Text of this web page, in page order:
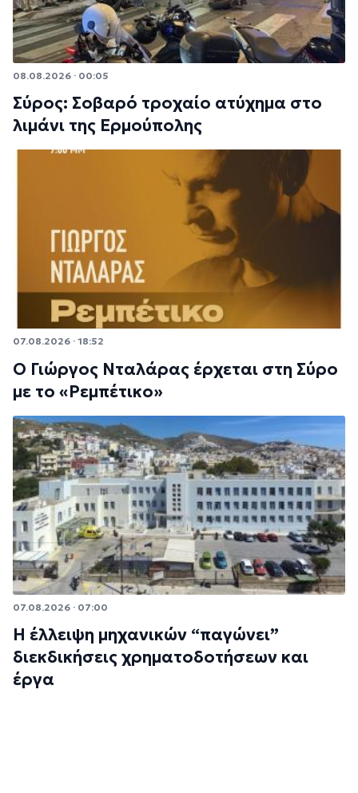
08.08.2026 · 00:05
Σύρος: Σοβαρό τροχαίο ατύχημα στο
λιμάνι της Ερμούπολης
07.08.2026 · 18:52
Ο Γιώργος Νταλάρας έρχεται στη Σύρο
με το «Ρεμπέτικο»
07.08.2026 · 07:00
Η έλλειψη μηχανικών “παγώνει”
διεκδικήσεις χρηματοδοτήσεων και
έργα